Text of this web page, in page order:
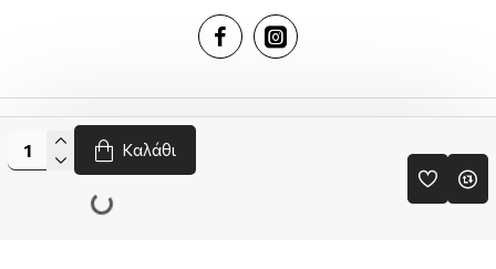
Καλάθι
«Δεν αντέχω τόση απελπισία! Που ο
Χαριτόπουλος ξεκολλάει µε τα δόντια και τα
Greekbooks.gr © 2024
Handcrafted by